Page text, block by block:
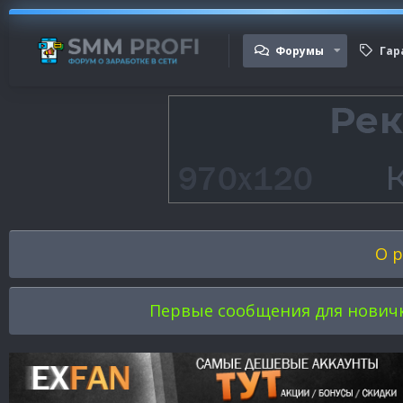
Форумы
О
Первые сообщения для